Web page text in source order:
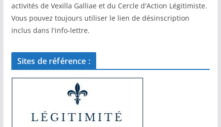
activités de Vexilla Galliae et du Cercle d'Action Légitimiste.
Vous pouvez toujours utiliser le lien de désinscription
inclus dans l'info-lettre.
Sites de référence :